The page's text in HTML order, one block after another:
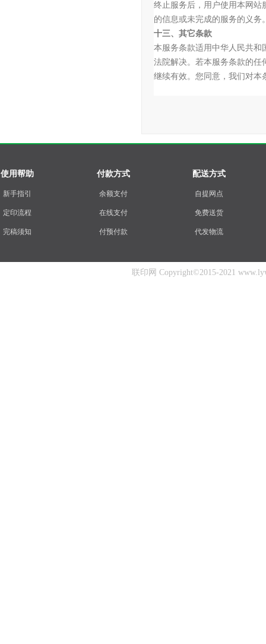
终止服务后，用户使用本网站
的信息或未完成的服务的义务
十三、其它条款
本服务条款适用中华人民共和
法院解决。若本服务条款的任
继续有效。您同意，我们对本
使用帮助
新手指引
定印流程
完稿须知
付款方式
余额支付
在线支付
付预付款
配送方式
自提网点
免费送货
代发物流
联印网 Copyright©2015-2021